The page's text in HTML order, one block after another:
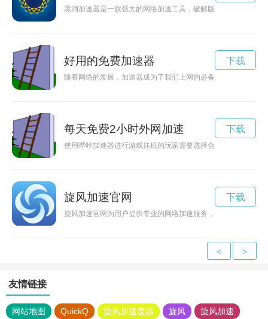
黑洞加速器是一款强大的网络加速工具，破解版为用户提供了
好用的免费加速器
随着网络的发展，加速器成为了我们上网的必备工具。本文将
下载
每天免费2小时外网加速
使用哔咔加速器进行游戏挂机的玩家需要选择合适的加速器才
下载
旋风加速官网
旋风加速官网为用户提供专业的网络加速服务，帮助您提高上
下载
< >
友情链接
网站地图 QuickQ 旋风加速度器 旋风 旋风加速